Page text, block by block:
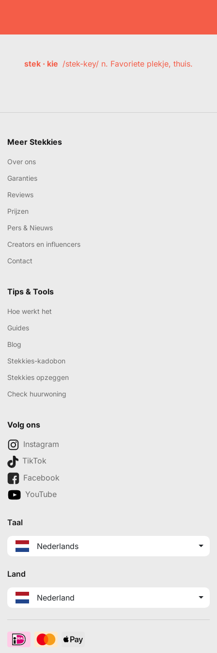
stek · kie /stek-key/ n. Favoriete plekje, thuis.
Meer Stekkies
Over ons
Garanties
Reviews
Prijzen
Pers & Nieuws
Creators en influencers
Contact
Tips & Tools
Hoe werkt het
Guides
Blog
Stekkies-kadobon
Stekkies opzeggen
Check huurwoning
Volg ons
Instagram
TikTok
Facebook
YouTube
Taal
Nederlands
Land
Nederland